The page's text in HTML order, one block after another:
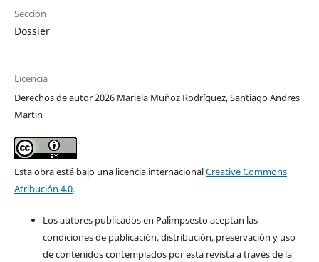
Sección
Dossier
Licencia
Derechos de autor 2026 Mariela Muñoz Rodríguez, Santiago Andres
Martin
Esta obra está bajo una licencia internacionalCreative Commons
Atribución 4.0.
Los autores publicados en Palimpsesto aceptan las
condiciones de publicación, distribución, preservación y uso
de contenidos contemplados por esta revista a través de la